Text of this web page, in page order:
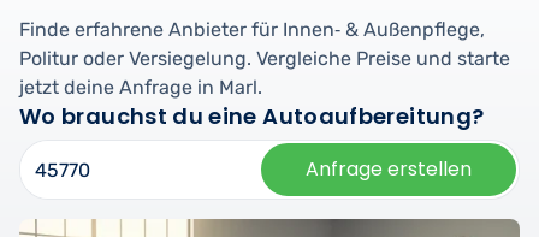
Finde erfahrene Anbieter für Innen‑ & Außenpflege,
Politur oder Versiegelung. Vergleiche Preise und starte
jetzt deine Anfrage in Marl.
Wo brauchst du eine Autoaufbereitung?
Anfrage erstellen